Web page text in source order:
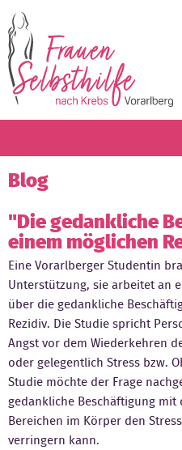
Termine
Blog
Angebot
Wissenswertes
Der Verein
Mitglied werden
Kontakt
Blog
"Die gedankliche
einem möglichen
Eine Vorarlberger Studentin
Unterstützung, sie arbeitet an
über die gedankliche
Rezidiv. Die Studie spricht
Angst vor dem Wiederkehren
oder gelegentlich Stress bzw.
Studie möchte der Frage
gedankliche Beschäftigung
Bereichen im Körper den
verringern kann.